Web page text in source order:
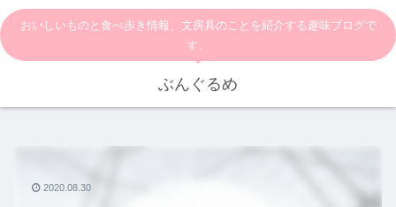
おいしいものと食べ歩き情報、文房具のことを紹介する趣味ブログで
す。
ぶんぐるめ
2020.08.30